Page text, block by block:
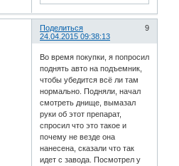
Поделиться
9
24.04.2015 09:38:13
Во время покупки, я попросил
поднять авто на подъемник,
чтобы убедится всё ли там
нормально. Подняли, начал
смотреть днище, вымазал
руки об этот препарат,
спросил что это такое и
почему не везде она
нанесена, сказали что так
идет с завода. Посмотрел у